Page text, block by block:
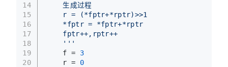
14
15
16
17
18
19
20
    生成过程
    r = (*fptr+*rptr)>>1
    *fptr = *fptr+*rptr
    fptr++,rptr++
    '''
    f =
3
    r =
0